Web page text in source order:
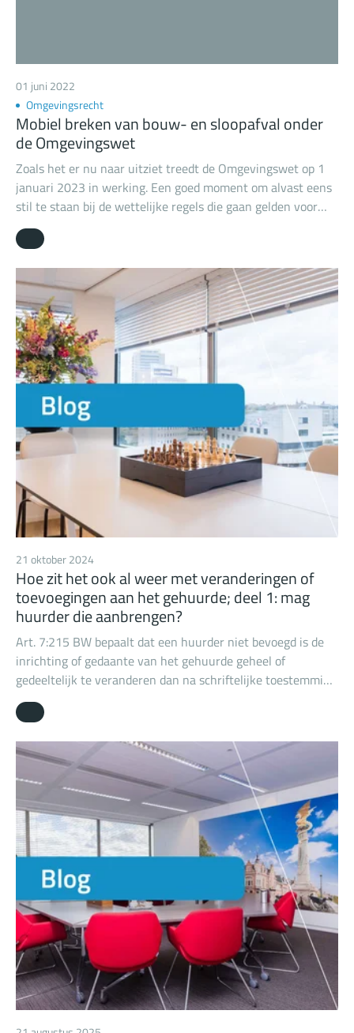
01 juni 2022
Omgevingsrecht
Mobiel breken van bouw- en sloopafval onder
de Omgevingswet
Zoals het er nu naar uitziet treedt de Omgevingswet op 1
januari 2023 in werking. Een goed moment om alvast eens
stil te staan bij de wettelijke regels die gaan gelden voor
het mobiel breken van bouw- en sloopafval op de sloop
locatie. Nu zijn die regels nog te vinden in het Besluit
mobiel breken bouw- en sloopafval. Onder de
Omgevingswet wordt dat het Besluit bouwwerken
leefomgeving. De belangrijkste wijzigingen passeren de
revue.
21 oktober 2024
Hoe zit het ook al weer met veranderingen of
toevoegingen aan het gehuurde; deel 1: mag
huurder die aanbrengen?
Art. 7:215 BW bepaalt dat een huurder niet bevoegd is de
inrichting of gedaante van het gehuurde geheel of
gedeeltelijk te veranderen dan na schriftelijke toestemming
van de verhuurder, tenzij het gaat om veranderingen en
toevoegingen die bij het einde van de huur zonder
noemenswaardige kosten ongedaan kunnen worden
gemaakt en verwijderd. Van deze bepaling kan niet ten
nadele van huurder worden afgeweken (behalve als het om
de buitenzijde van woonruimte gaat).